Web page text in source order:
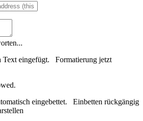
Text eingefügt. Formatierung jetzt
eingebettet. Einbetten rückgängig